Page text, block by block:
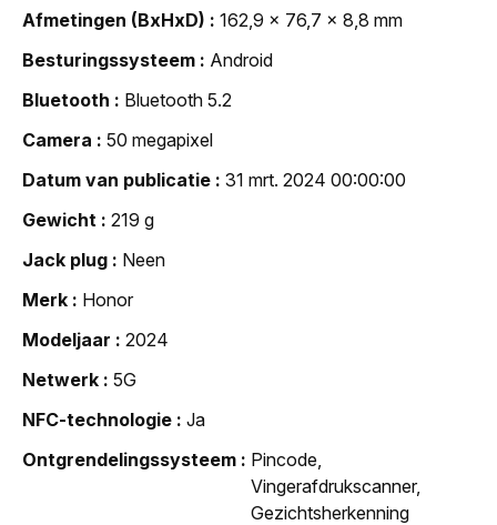
Afmetingen (BxHxD)
162,9 x 76,7 x 8,8 mm
Besturingssysteem
Android
Bluetooth
Bluetooth 5.2
Camera
50 megapixel
Datum van publicatie
31 mrt. 2024 00:00:00
Gewicht
219 g
Jack plug
Neen
Merk
Honor
Modeljaar
2024
Netwerk
5G
NFC-technologie
Ja
Ontgrendelingssysteem
Pincode,
Vingerafdrukscanner,
Gezichtsherkenning